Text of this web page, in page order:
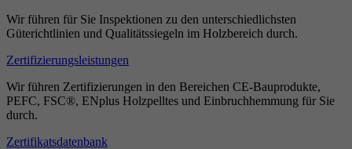
Wir führen für Sie Inspektionen zu den unterschiedlichsten
Güterichtlinien und Qualitätssiegeln im Holzbereich durch.
Zertifizierungsleistungen
Wir führen Zertifizierungen in den Bereichen CE-Bauprodukte,
PEFC, FSC®, ENplus Holzpelltes und Einbruchhemmung für Sie
durch.
Zertifikatsdatenbank